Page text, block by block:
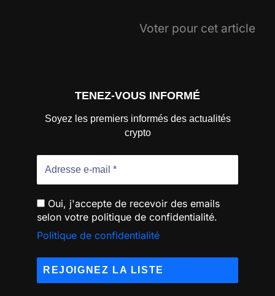
Voter pour cet article
TENEZ-VOUS INFORMÉ
Soyez les premiers informés des actualités
crypto
Oui, j'accepte de recevoir des emails
selon votre politique de confidentialité.
Politique de confidentialité